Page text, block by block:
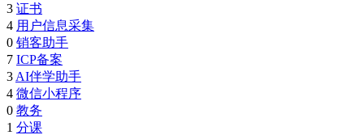
3 证书
4 用户信息采集
0 销客助手
7 ICP备案
3 AI伴学助手
4 微信小程序
0 教务
1 分课